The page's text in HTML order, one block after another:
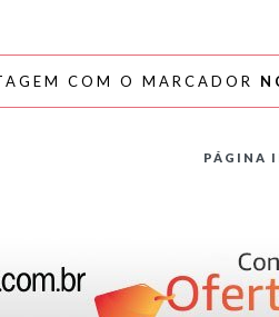
MÓVEIS E
COM O MARCADOR
PÁGINA